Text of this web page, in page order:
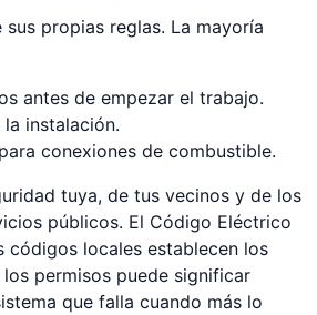
propias reglas. La mayoría
antes de empezar el trabajo.
instalación.
conexiones de combustible.
tuya, de tus vecinos y de los
públicos. El Código Eléctrico
códigos locales establecen los
permisos puede significar
que falla cuando más lo